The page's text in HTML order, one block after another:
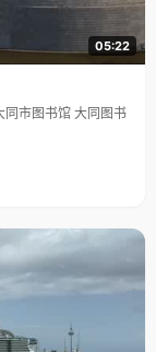
05:22